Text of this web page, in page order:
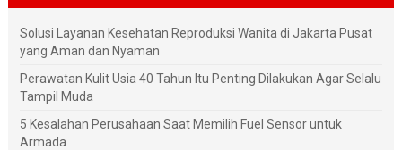
Solusi Layanan Kesehatan Reproduksi Wanita di Jakarta Pusat
yang Aman dan Nyaman
Perawatan Kulit Usia 40 Tahun Itu Penting Dilakukan Agar Selalu
Tampil Muda
5 Kesalahan Perusahaan Saat Memilih Fuel Sensor untuk
Armada